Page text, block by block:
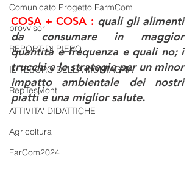
Comunicato Progetto FarmCom
provvisori
REPORT DI PIERO
IL TESORO DELLA MONTAGNA
RepTesMont
ATTIVITA' DIDATTICHE
Agricoltura
FarCom2024
COSA + COSA : quali gli alimenti
da consumare in maggior
quantità e frequenza e quali no; i
trucchi e le strategie per un minor
impatto ambientale dei nostri
piatti e una miglior salute.